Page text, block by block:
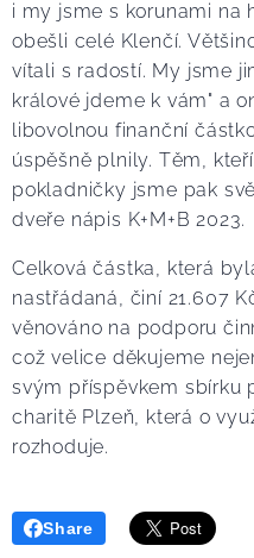
i my jsme s korunami na
obešli celé Klenčí.
vítali s radostí. My jsme
králové jdeme k vám" a
libovolnou finanční
úspěšně plnily. Těm,
pokladničky jsme pak
dveře nápis K+M+B 2023.
Celková částka, která
nastřádaná, činí 21.607
věnováno na podporu
což velice děkujeme
svým příspěvkem sbírku
charitě Plzeň, která o
rozhoduje.
Share